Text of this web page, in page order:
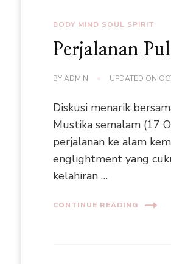
BODY MIND SOUL SPIRIT
Perjalanan
BYADMIN UPDATED ON
Diskusi menarik
Mustika semalam (17
perjalanan ke alam
englightment yang
kelahiran …
CONTINUE READING